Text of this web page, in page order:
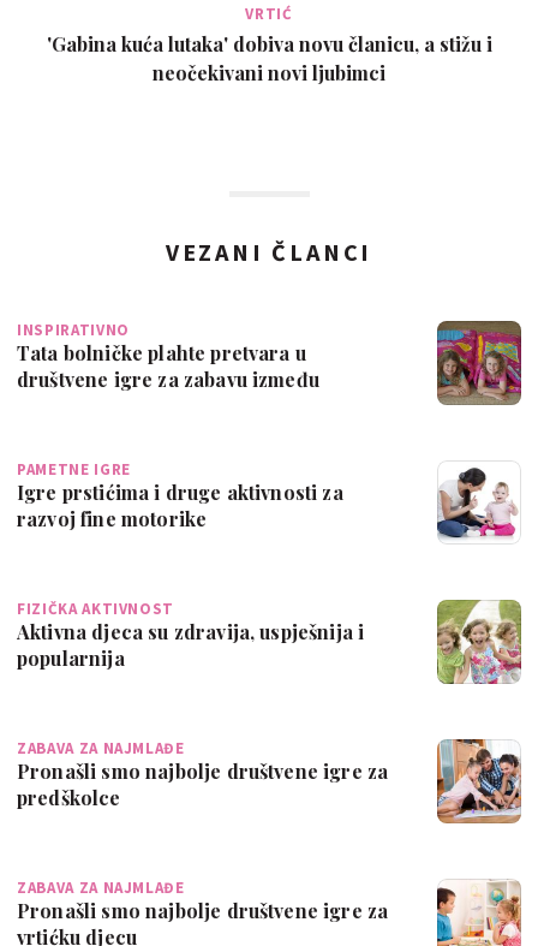
VRTIĆ
'Gabina kuća lutaka' dobiva novu članicu, a stižu i
neočekivani novi ljubimci
VEZANI ČLANCI
INSPIRATIVNO
Tata bolničke plahte pretvara u
društvene igre za zabavu između
PAMETNE IGRE
Igre prstićima i druge aktivnosti za
razvoj fine motorike
FIZIČKA AKTIVNOST
Aktivna djeca su zdravija, uspješnija i
popularnija
ZABAVA ZA NAJMLAĐE
Pronašli smo najbolje društvene igre za
predškolce
ZABAVA ZA NAJMLAĐE
Pronašli smo najbolje društvene igre za
vrtićku djecu